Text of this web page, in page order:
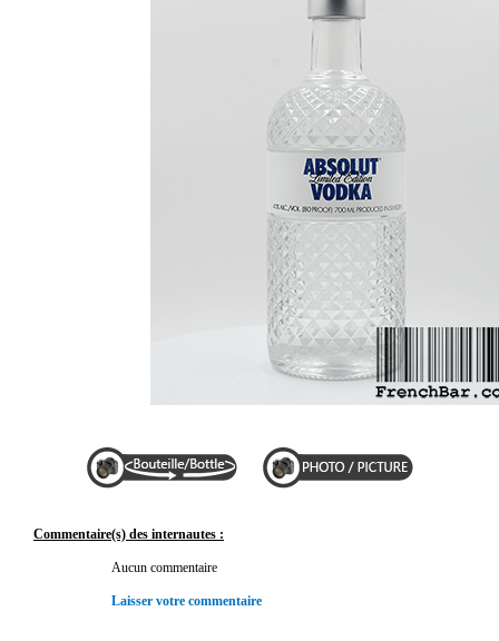
Commentaire(s) des internautes :
Aucun commentaire
Laisser votre commentaire